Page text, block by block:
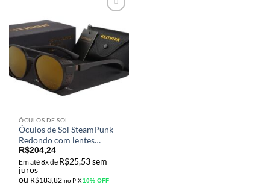
aos meus
desejos
ÓCULOS DE SOL
Óculos de Sol SteamPunk
Redondo com lentes
Polarizadas e Proteção UV
KEITHION
R$204,24
Em até 8x de R$25,53sem
juros
ou R$183,82 no PIX10% OFF